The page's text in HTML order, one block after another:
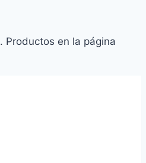
. Productos en la página